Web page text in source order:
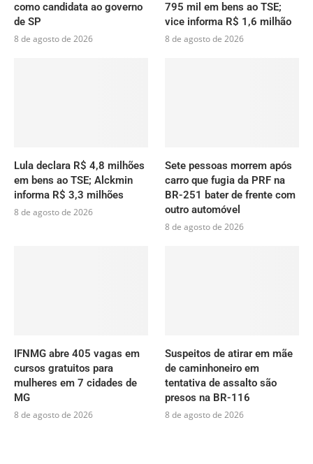
como candidata ao governo
de SP
8 de agosto de 2026
795 mil em bens ao TSE;
vice informa R$ 1,6 milhão
8 de agosto de 2026
Lula declara R$ 4,8 milhões
em bens ao TSE; Alckmin
informa R$ 3,3 milhões
8 de agosto de 2026
Sete pessoas morrem após
carro que fugia da PRF na
BR-251 bater de frente com
outro automóvel
8 de agosto de 2026
IFNMG abre 405 vagas em
cursos gratuitos para
mulheres em 7 cidades de
MG
8 de agosto de 2026
Suspeitos de atirar em mãe
de caminhoneiro em
tentativa de assalto são
presos na BR-116
8 de agosto de 2026